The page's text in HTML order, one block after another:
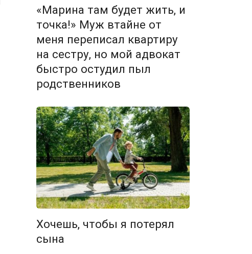
«Марина там будет жить, и
точка!» Муж втайне от
меня переписал квартиру
на сестру, но мой адвокат
быстро остудил пыл
родственников
Хочешь, чтобы я потерял
сына